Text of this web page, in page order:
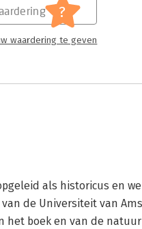
?
waardering te geven
als historicus en
de Universiteit van
het boek en van de